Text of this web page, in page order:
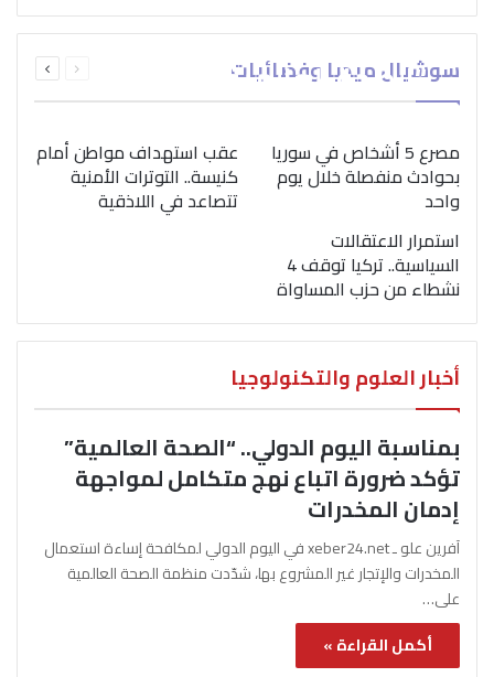
سوشيال ميديا وفضائيات الصفحةالصفحة
بمناسبة اليوم الدولي..
“الصحة العالمية” تؤكد
ضرورة اتباع نهج متكامل
لمواجهة إدمان المخدرات
مصرع 5 أشخاص في سوريا
بحوادث منفصلة خلال يوم
واحد
عقب استهداف مواطن أمام
كنيسة.. التوترات الأمنية
تتصاعد في اللاذقية
استمرار الاعتقالات
السياسية.. تركيا توقف 4
نشطاء من حزب المساواة
أخبار العلوم والتكنولوجيا
بمناسبة اليوم الدولي.. “الصحة العالمية”
تؤكد ضرورة اتباع نهج متكامل لمواجهة
إدمان المخدرات
آفرين علو ـ xeber24.net في اليوم الدولي لمكافحة إساءة استعمال
المخدرات والإتجار غير المشروع بها، شدّدت منظمة الصحة العالمية
على…
أكمل القراءة »